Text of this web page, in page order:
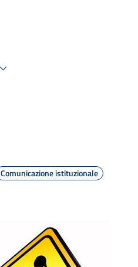
Comunicazione istituzionale